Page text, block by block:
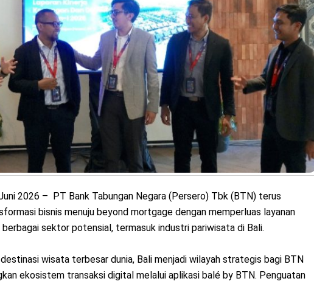
2026 – PT Bank Tabungan Negara (Persero) Tbk (BTN) terus
bisnis menuju beyond mortgage dengan memperluas layanan
sektor potensial, termasuk industri pariwisata di Bali.
wisata terbesar dunia, Bali menjadi wilayah strategis bagi BTN
ekosistem transaksi digital melalui aplikasi balé by BTN. Penguatan